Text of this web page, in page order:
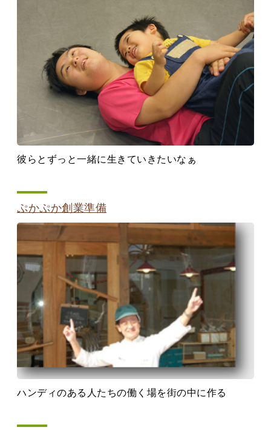
彼らとずっと一緒に生きていきたいなぁ
ぷかぷか創業準備
ハンディのある人たちの働く場を街の中に作る